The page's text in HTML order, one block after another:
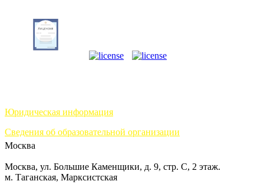
Юридическая информация
Сведения об образовательной организации
Москва
Москва, ул. Большие Каменщики, д. 9, стр. С, 2 этаж.
м. Таганская, Марксистская